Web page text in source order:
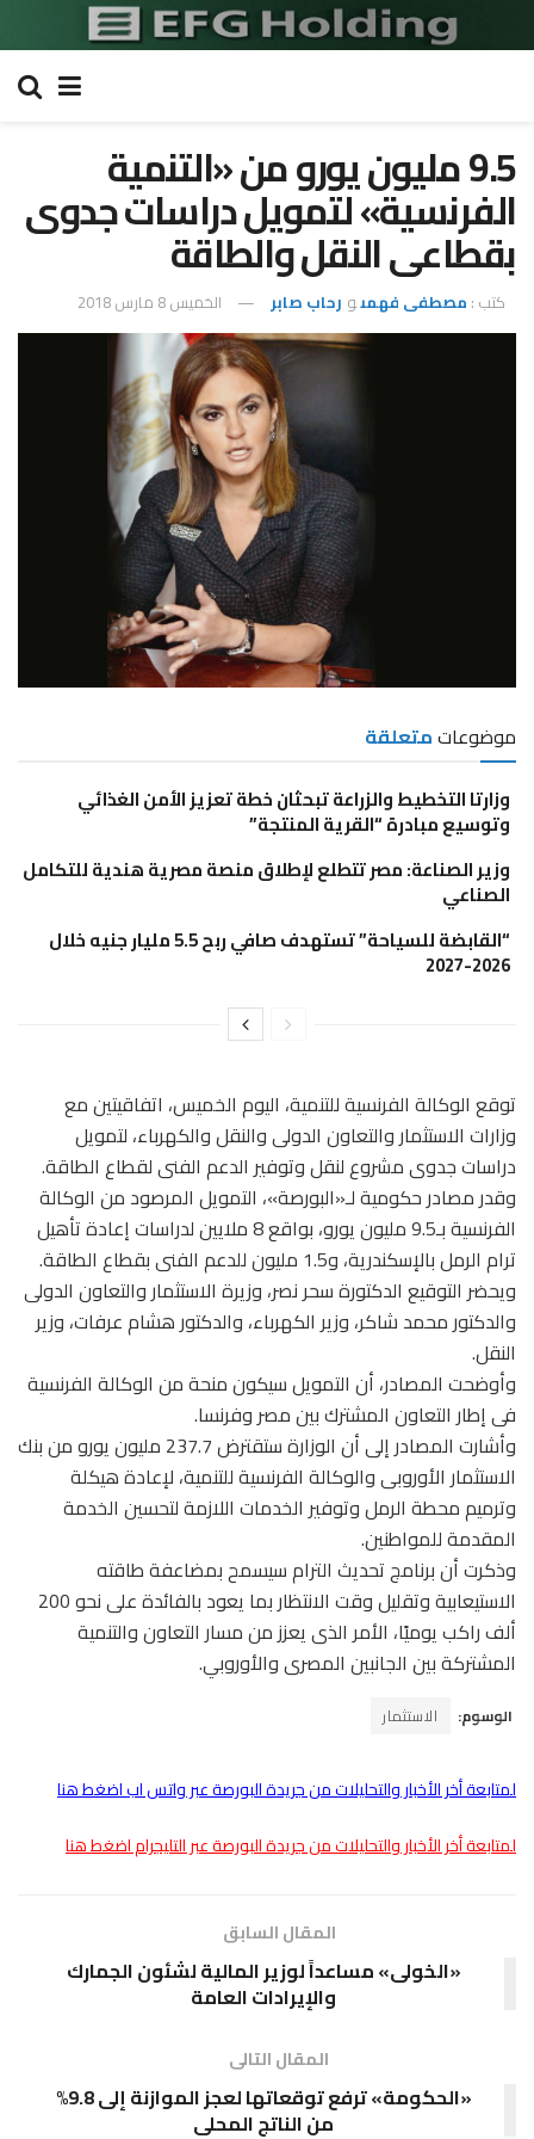
9.5 مليون يورو من «التنمية
الفرنسية» لتمويل دراسات جدوى
بقطاعى النقل والطاقة
كتب : مصطفى فهمىو رحاب صابر الخميس 8 مارس 2018
موضوعاتمتعلقة
وزارتا التخطيط والزراعة تبحثان خطة تعزيز الأمن الغذائي
وتوسيع مبادرة “القرية المنتجة”
وزير الصناعة: مصر تتطلع لإطلاق منصة مصرية هندية للتكامل
الصناعي
“القابضة للسياحة” تستهدف صافي ربح 5.5 مليار جنيه خلال
2026-2027
توقع الوكالة الفرنسية للتنمية، اليوم الخميس، اتفاقيتين مع
وزارات الاستثمار والتعاون الدولى والنقل والكهرباء، لتمويل
دراسات جدوى مشروع لنقل وتوفير الدعم الفنى لقطاع الطاقة.
وقدر مصادر حكومية لـ«البورصة»، التمويل المرصود من الوكالة
الفرنسية بـ9.5 مليون يورو، بواقع 8 ملايين لدراسات إعادة تأهيل
ترام الرمل بالإسكندرية، و1.5 مليون للدعم الفنى بقطاع الطاقة.
ويحضر التوقيع الدكتورة سحر نصر، وزيرة الاستثمار والتعاون الدولى
والدكتور محمد شاكر، وزير الكهرباء، والدكتور هشام عرفات، وزير
النقل.
وأوضحت المصادر، أن التمويل سيكون منحة من الوكالة الفرنسية
فى إطار التعاون المشترك بين مصر وفرنسا.
وأشارت المصادر إلى أن الوزارة ستقترض 237.7 مليون يورو من بنك
الاستثمار الأوروبى والوكالة الفرنسية للتنمية، لإعادة هيكلة
وترميم محطة الرمل وتوفير الخدمات اللازمة لتحسين الخدمة
المقدمة للمواطنين.
وذكرت أن برنامج تحديث الترام سيسمح بمضاعفة طاقته
الاستيعابية وتقليل وقت الانتظار بما يعود بالفائدة على نحو 200
ألف راكب يوميًا، الأمر الذى يعزز من مسار التعاون والتنمية
المشتركة بين الجانبين المصرى والأوروبي.
الوسوم: الاستثمار
لمتابعة أخر الأخبار والتحليلات من جريدة البورصة عبر واتس اب اضغط هنا
لمتابعة أخر الأخبار والتحليلات من جريدة البورصة عبر التليجرام اضغط هنا
المقال السابق
«الخولى» مساعداً لوزير المالية لشئون الجمارك
والإيرادات العامة
المقال التالى
«الحكومة» ترفع توقعاتها لعجز الموازنة إلى 9.8%
من الناتج المحلى